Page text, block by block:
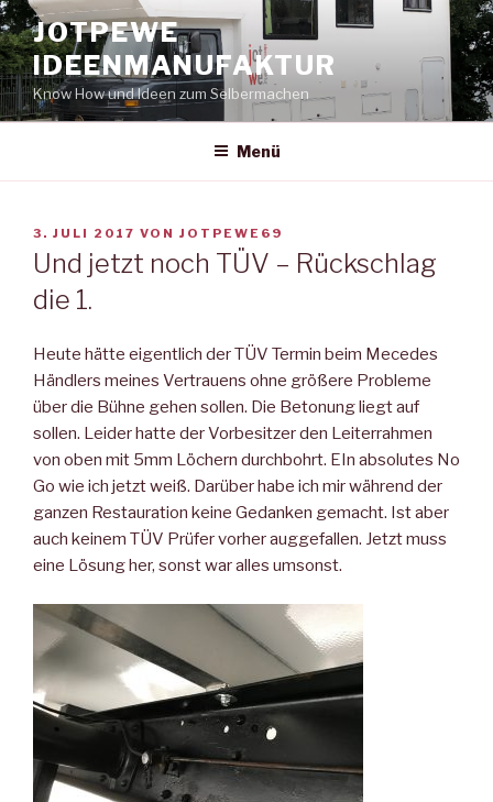
Zum
Inhalt
springen
JOTPEWE
IDEENMANUFAKTUR
Know How und Ideen zum Selbermachen
Menü
VERÖFFENTLICHT
AM
3. JULI 2017 VON JOTPEWE69
Und jetzt noch TÜV – Rückschlag
die 1.
Heute hätte eigentlich der TÜV Termin beim Mecedes
Händlers meines Vertrauens ohne größere Probleme
über die Bühne gehen sollen. Die Betonung liegt auf
sollen. Leider hatte der Vorbesitzer den Leiterrahmen
von oben mit 5mm Löchern durchbohrt. EIn absolutes No
Go wie ich jetzt weiß. Darüber habe ich mir während der
ganzen Restauration keine Gedanken gemacht. Ist aber
auch keinem TÜV Prüfer vorher auggefallen. Jetzt muss
eine Lösung her, sonst war alles umsonst.